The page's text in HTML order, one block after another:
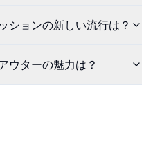
ションの新しい流行は？
ウターの魅力は？